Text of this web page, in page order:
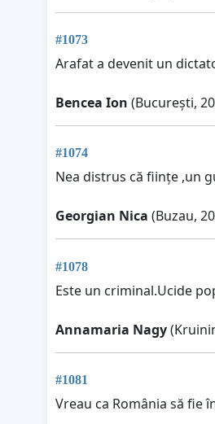
#1073
Arafat a devenit un
Bencea Ion (București,
#1074
Nea distrus că ființe ,un
Georgian Nica (Buzau,
#1078
Este un criminal.Ucide
Annamaria Nagy
#1081
Vreau ca România să fie